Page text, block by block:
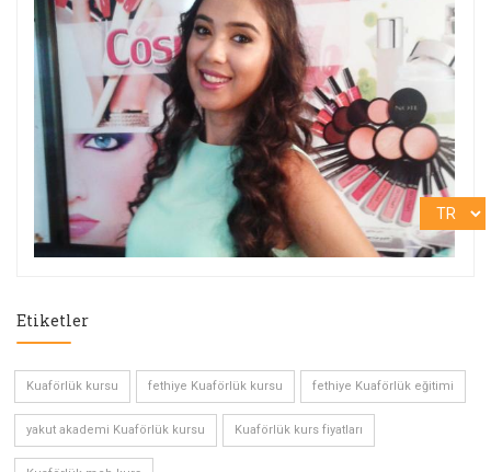
Etiketler
Kuaförlük kursu fethiye Kuaförlük kursu fethiye Kuaförlük eğitimi
yakut akademi Kuaförlük kursu Kuaförlük kurs fiyatları